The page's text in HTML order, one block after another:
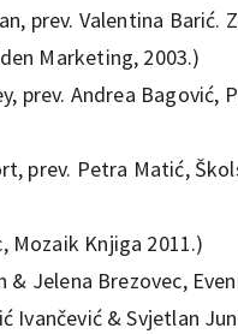
prev. Valentina Barić.
Marketing, 2003.)
prev. Andrea Bagović,
prev. Petra Matić,
Mozaik Knjiga 2011.)
& Jelena Brezovec,
Ivančević & Svjetlan